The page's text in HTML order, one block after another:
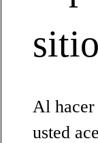
Al hacer
usted